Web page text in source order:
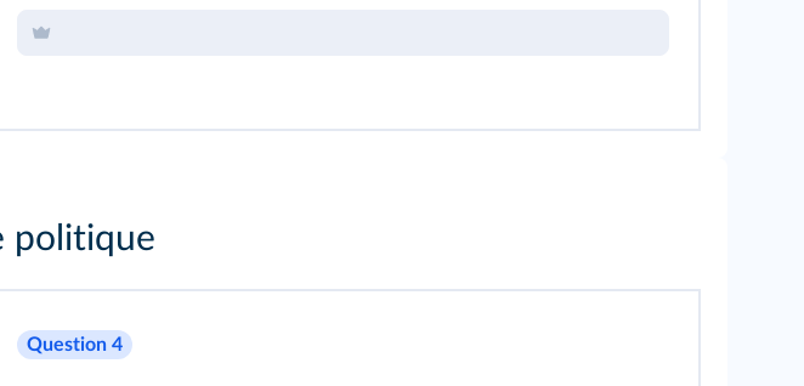
politique
Question 4